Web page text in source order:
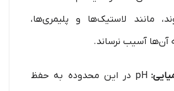
مانند لاستیک‌ها و پلیمری‌ها،
آن‌ها آسیب نرساند.
pH در این محدوده به حفظ